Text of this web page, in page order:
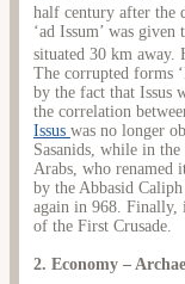
half century after the
‘ad Issum’ was
situated 30 km
The corrupted forms
by the fact that Issus
the correlation
Issus was no longer
Sasanids, while in
Arabs, who renamed
by the Abbasid
again in 968. Finally,
of the First Crusade.
2. Economy –